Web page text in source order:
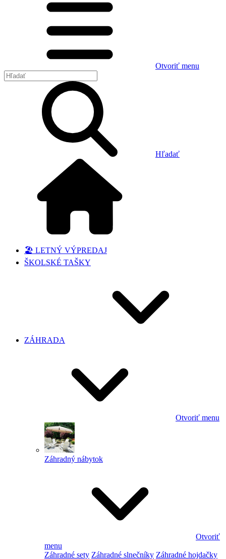
Otvoriť menu
Hľadať
🏖️ LETNÝ VÝPREDAJ
ŠKOLSKÉ TAŠKY
ZÁHRADA
Otvoriť menu
Záhradný nábytok
Otvoriť
menu
Záhradné sety Záhradné slnečníky Záhradné hojdačky